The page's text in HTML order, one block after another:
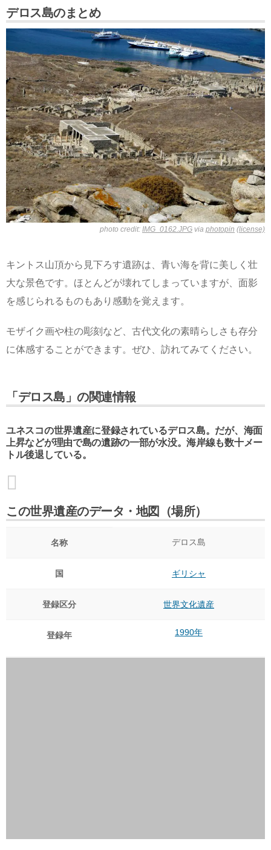
デロス島のまとめ
photo credit: IMG_0162.JPG via photopin (license)
キントス山頂から見下ろす遺跡は、青い海を背に美しく壮
大な景色です。ほとんどが壊れてしまっていますが、面影
を感じられるものもあり感動を覚えます。
モザイク画や柱の彫刻など、古代文化の素晴らしさも存分
に体感することができます。ぜひ、訪れてみてください。
「デロス島」の関連情報
ユネスコの世界遺産に登録されているデロス島。だが、海面
上昇などが理由で島の遺跡の一部が水没。海岸線も数十メー
トル後退している。
この世界遺産のデータ・地図（場所）
名称 デロス島
国 ギリシャ
登録区分 世界文化遺産
登録年 1990年